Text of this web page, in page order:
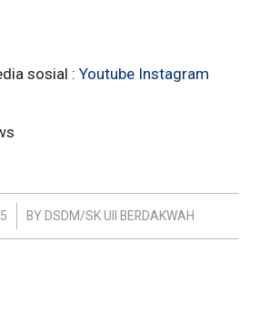
sosial : Youtube Instagram
BY DSDM/SK UII BERDAKWAH